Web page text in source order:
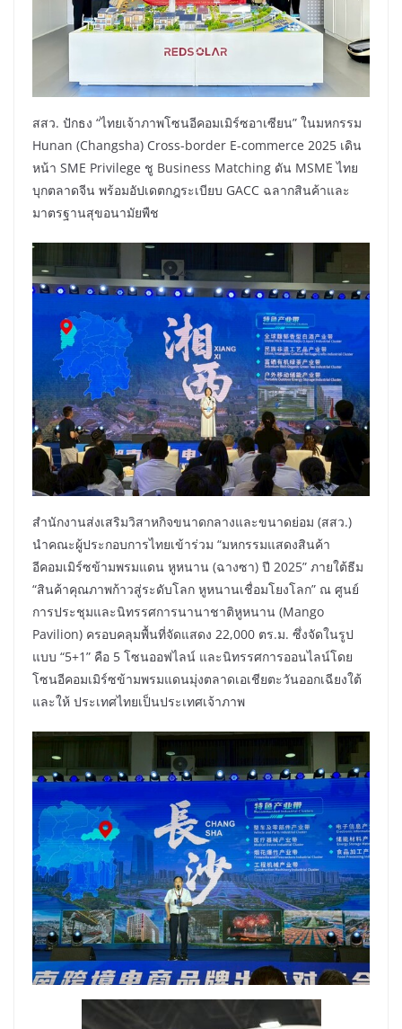
สสว. ปักธง “ไทยเจ้าภาพโซนอีคอมเมิร์ซอาเซียน” ในมหกรรม
Hunan (Changsha) Cross-border E-commerce 2025 เดิน
หน้า SME Privilege ชู Business Matching ดัน MSME ไทย
บุกตลาดจีน พร้อมอัปเดตกฎระเบียบ GACC ฉลากสินค้าและ
มาตรฐานสุขอนามัยพืช
สำนักงานส่งเสริมวิสาหกิจขนาดกลางและขนาดย่อม (สสว.)
นำคณะผู้ประกอบการไทยเข้าร่วม “มหกรรมแสดงสินค้า
อีคอมเมิร์ซข้ามพรมแดน หูหนาน (ฉางซา) ปี 2025” ภายใต้ธีม
“สินค้าคุณภาพก้าวสู่ระดับโลก หูหนานเชื่อมโยงโลก” ณ ศูนย์
การประชุมและนิทรรศการนานาชาติหูหนาน (Mango
Pavilion) ครอบคลุมพื้นที่จัดแสดง 22,000 ตร.ม. ซึ่งจัดในรูป
แบบ “5+1” คือ 5 โซนออฟไลน์ และนิทรรศการออนไลน์โดย
โซนอีคอมเมิร์ซข้ามพรมแดนมุ่งตลาดเอเชียตะวันออกเฉียงใต้
และให้ ประเทศไทยเป็นประเทศเจ้าภาพ